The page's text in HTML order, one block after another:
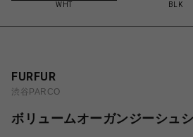
WHT BLK
FURFUR
渋谷PARCO
ボリュームオーガンジーシュ